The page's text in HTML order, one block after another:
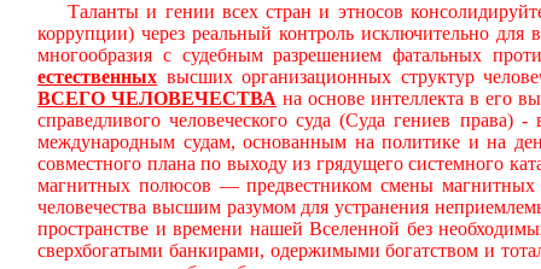
Таланты и гении всех стран и этносов
коррупции) через реальный контроль исключительно
многообразия с судебным разрешением фатальных
естественных высших организационных структур
ВСЕГО ЧЕЛОВЕЧЕСТВА на основе интеллекта в его
справедливого человеческого суда (Суда гениев
международным судам, основанным на политике и на
совместного плана по выходу из грядущего системного
магнитных полюсов — предвестником смены магнитных
человечества высшим разумом для устранения
пространстве и времени нашей Вселенной без
сверхбогатыми банкирами, одержимыми богатством и